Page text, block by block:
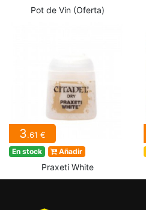
Pot de Vin (Oferta)
3.61 €
En stock Añadir
Praxeti White